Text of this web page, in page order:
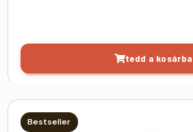
tedd a kosárba
Bestseller